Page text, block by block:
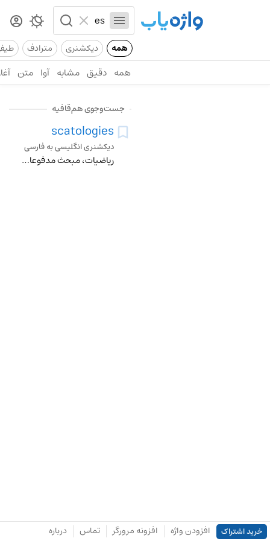
همه دیکشنری مترادف
همه دقیق مشابه آوا متن
جست‌وجوی هم‌قافیه
scatologies
دیکشنری انگلیسی به فارسی
ریاضیات، مبحث مدفوعات ونجاسات
خرید اشتراک افزودن واژه افزونه مرورگر تماس درباره